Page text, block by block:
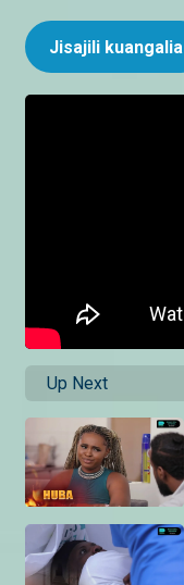
Jisajili kuangalia
Up Next